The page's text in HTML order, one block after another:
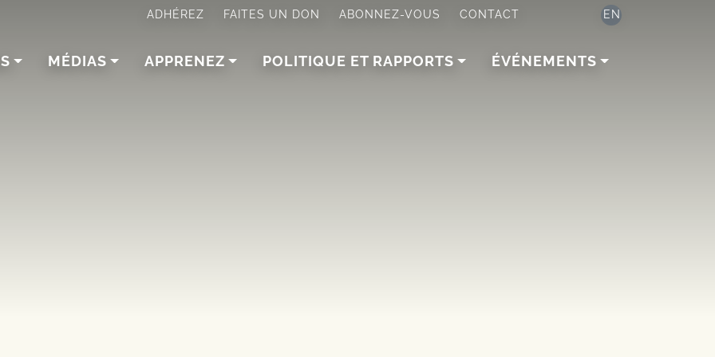
ADHÉREZ FAITES UN DON ABONNEZ-VOUS CONTACT EN
MÉDIAS APPRENEZ POLITIQUE ET RAPPORTS ÉVÉNEMENTS